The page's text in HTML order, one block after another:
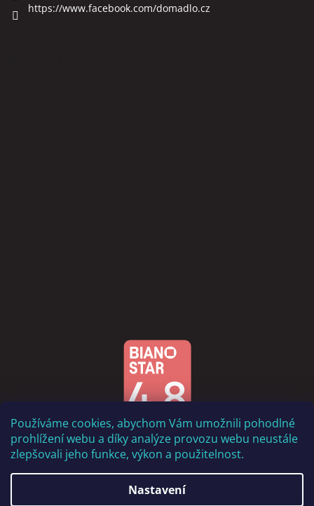
Používáme cookies, abychom Vám umožnili pohodlné
prohlížení webu a díky analýze provozu webu neustále
zlepšovali jeho funkce, výkon a použitelnost.
Nastavení
https://www.facebook.com/domadlo.cz
Vytvořil Shoptet